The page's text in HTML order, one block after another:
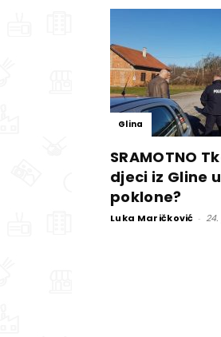
Glina
SRAMOTNO
djeci iz Gline
poklone?
Luka Maričković -